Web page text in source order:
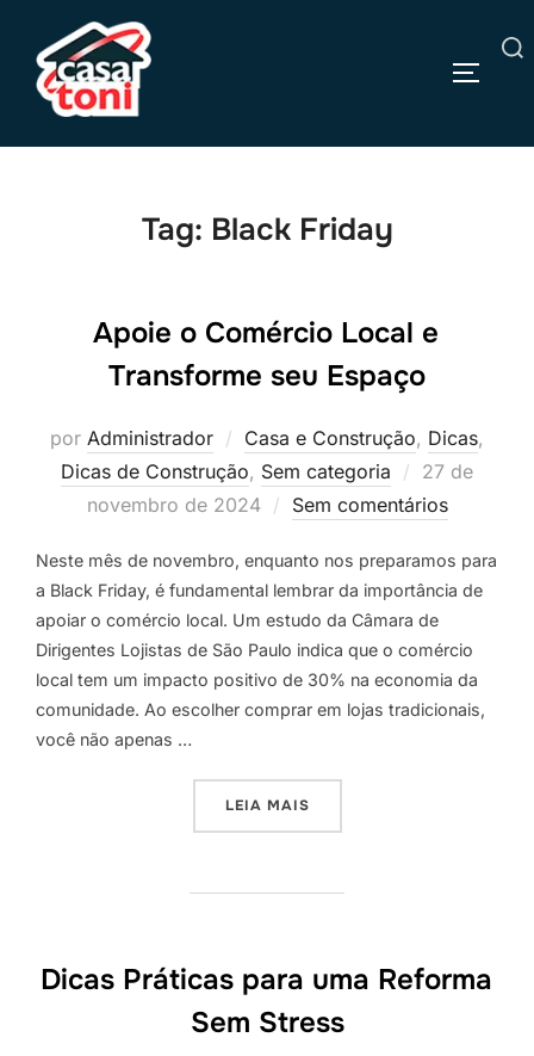
conteúdo
Pesquisar
Tag: Black Friday
Apoie o Comércio Local e
Transforme seu Espaço
por Administrador Casa e Construção, Dicas,
Dicas de Construção, Sem categoria
Postado
em
27 de
novembro de 2024
Sem comentários
Neste mês de novembro, enquanto nos preparamos para
a Black Friday, é fundamental lembrar da importância de
apoiar o comércio local. Um estudo da Câmara de
Dirigentes Lojistas de São Paulo indica que o comércio
local tem um impacto positivo de 30% na economia da
comunidade. Ao escolher comprar em lojas tradicionais,
você não apenas …
LEIA MAIS“APOIE O COMÉRCIO
Dicas Práticas para uma Reforma
Sem Stress